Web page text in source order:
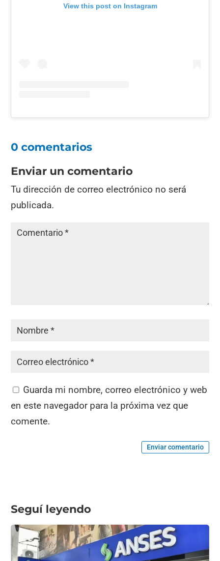
View this post on Instagram
0 comentarios
Enviar un comentario
Tu dirección de correo electrónico no será
publicada.
Guarda mi nombre, correo electrónico y web
en este navegador para la próxima vez que
comente.
Enviar comentario
Seguí leyendo